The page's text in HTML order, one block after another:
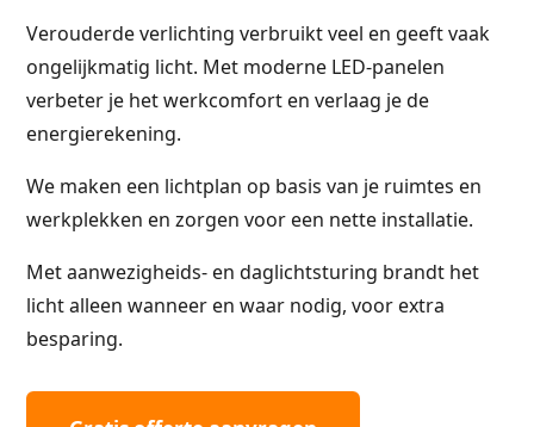
Verouderde verlichting verbruikt veel en geeft vaak
ongelijkmatig licht. Met moderne LED-panelen
verbeter je het werkcomfort en verlaag je de
energierekening.
We maken een lichtplan op basis van je ruimtes en
werkplekken en zorgen voor een nette installatie.
Met aanwezigheids- en daglichtsturing brandt het
licht alleen wanneer en waar nodig, voor extra
besparing.